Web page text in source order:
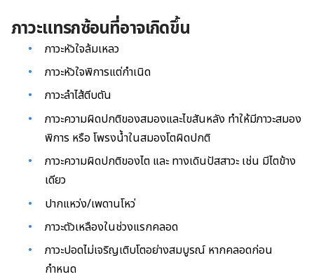
ภาวะแทรกซ้อนที่อาจเกิดขึ้น
ภาวะหัวใจล้มเหลว
ภาวะหัวใจพิการแต่กำเนิด
ภาวะลำไส้ตีบตัน
ภาวะความผิดปกติของสมองและไขสันหลัง ทำให้มีภาวะสมอง
พิการ หรือ โพรงน้ำในสมองโตผิดปกติ
ภาวะความผิดปกติของไต และ ทางเดินปัสสาวะ เช่น มีไตข้าง
เดียว
ปากแหว่ง/เพดานโหว่
ภาวะตัวเหลืองในช่วงแรกคลอด
ภาวะปอดไม่เจริญเติบโตอย่างสมบูรณ์ หากคลอดก่อน
กำหนด